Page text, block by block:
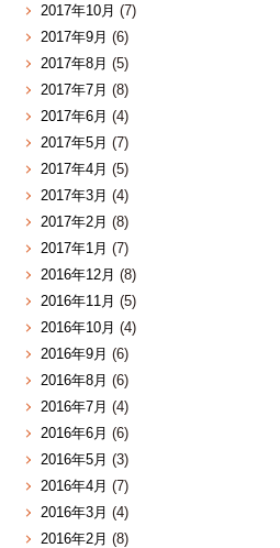
2017年10月 (7)
2017年9月 (6)
2017年8月 (5)
2017年7月 (8)
2017年6月 (4)
2017年5月 (7)
2017年4月 (5)
2017年3月 (4)
2017年2月 (8)
2017年1月 (7)
2016年12月 (8)
2016年11月 (5)
2016年10月 (4)
2016年9月 (6)
2016年8月 (6)
2016年7月 (4)
2016年6月 (6)
2016年5月 (3)
2016年4月 (7)
2016年3月 (4)
2016年2月 (8)